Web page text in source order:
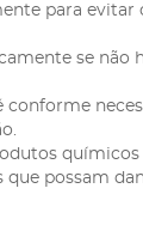
para evitar
se não
conforme
químicos
que possam